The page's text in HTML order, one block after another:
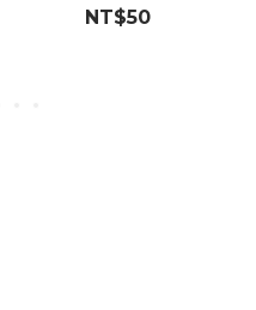
NT$50